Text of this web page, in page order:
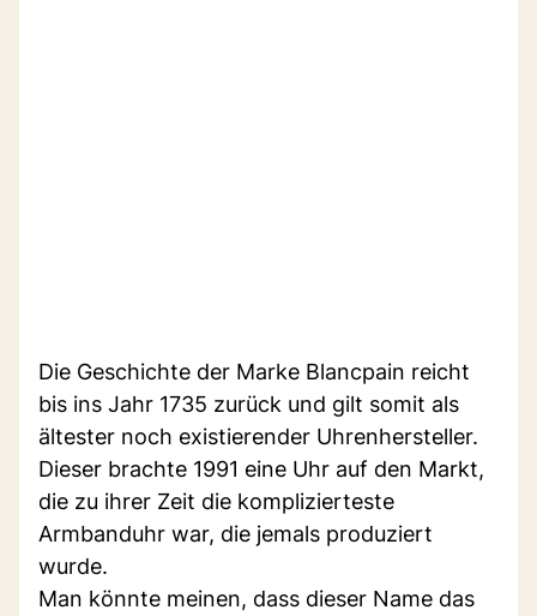
Die Geschichte der Marke Blancpain reicht
bis ins Jahr 1735 zurück und gilt somit als
ältester noch existierender Uhrenhersteller.
Dieser brachte 1991 eine Uhr auf den Markt,
die zu ihrer Zeit die komplizierteste
Armbanduhr war, die jemals produziert
wurde.
Man könnte meinen, dass dieser Name das